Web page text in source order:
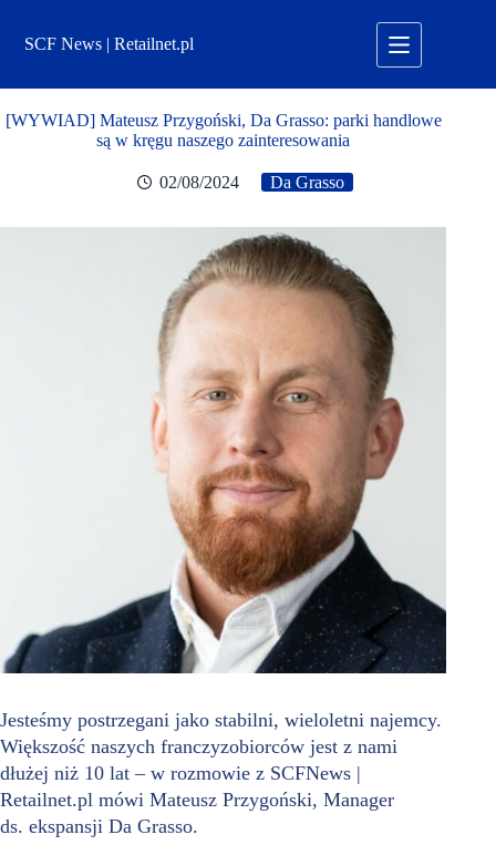
treściSCF News | Retailnet.pl
[WYWIAD] Mateusz Przygoński, Da Grasso: parki handlowe
są w kręgu naszego zainteresowania
02/08/2024 Da Grasso
Jesteśmy postrzegani jako stabilni, wieloletni najemcy.
Większość naszych franczyzobiorców jest z nami
dłużej niż 10 lat – w rozmowie z SCFNews |
Retailnet.pl mówi Mateusz Przygoński, Manager
ds. ekspansji Da Grasso.